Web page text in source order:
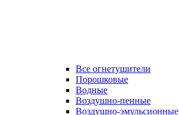
Все огнетушители
Порошковые
Водные
Воздушно-пенные
Воздушно-эмульсионные